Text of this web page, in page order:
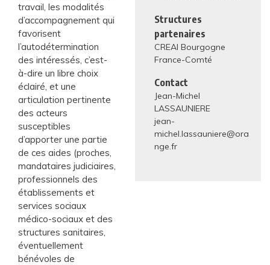
travail, les modalités
d’accompagnement qui
favorisent
l’autodétermination
des intéressés, c’est-
à-dire un libre choix
éclairé, et une
articulation pertinente
des acteurs
susceptibles
d’apporter une partie
de ces aides (proches,
mandataires judiciaires,
professionnels des
établissements et
services sociaux
médico-sociaux et des
structures sanitaires,
éventuellement
bénévoles de
Structures
partenaires
CREAI Bourgogne
France-Comté
Contact
Jean-Michel
LASSAUNIERE
jean-
michel.lassauniere@ora
nge.fr